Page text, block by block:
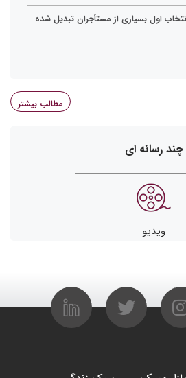
انتخاب اول بسیاری از مستأجران تبدیل شده
مطالب بیشتر
چند رسانه ای
ویدیو